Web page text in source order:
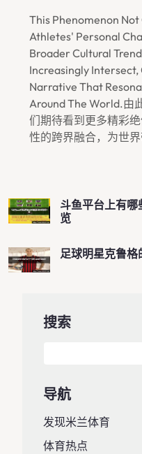
This Phenomenon
Athletes' Personal
Broader Cultural
Increasingly
Narrative That
Around The World.由
们期待看到更多精彩
性的跨界融合，为世
斗鱼平台上有
览
足球明星克鲁
搜索
导航
发现米兰体育
体育热点